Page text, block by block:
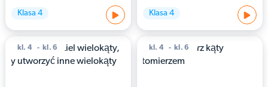
Klasa 4 Klasa 4
kl. 4 kl. 6 kl. 4 kl. 6